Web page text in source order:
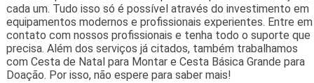
cada um. Tudo isso só é possível através do investimento em
equipamentos modernos e profissionais experientes. Entre em
contato com nossos profissionais e tenha todo o suporte que
precisa. Além dos serviços já citados, também trabalhamos
com Cesta de Natal para Montar e Cesta Básica Grande para
Doação. Por isso, não espere para saber mais!